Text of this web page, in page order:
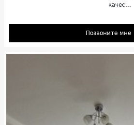
качес...
Позвоните мне